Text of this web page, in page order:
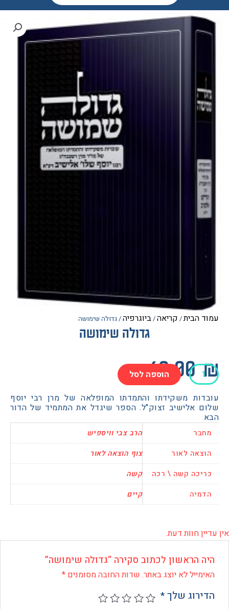
/קריאה/ ביוגרפיה/ גדולה שימושה
גדולה שימושה
הוספה לסל
משקידתו והתמדתו המופלאה של מרן רבי יוסף
אלישיב זצוק"ל. הספר שיגדל את המתמיד של הדור
הרב צבי וויספיש
לאור
צוף הוצאה לאור
קשה \ רכה
קשה
חוות דעת.
הראשון לכתוב סקירה “גדולה שימושה”
לא יוצג באתר.שדות החובה מסומנים*
שלך*